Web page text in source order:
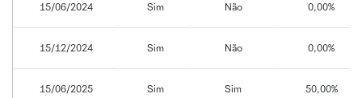
15/06/2024 Sim Não 0,00%
15/12/2024 Sim Não 0,00%
15/06/2025 Sim Sim 50,00%